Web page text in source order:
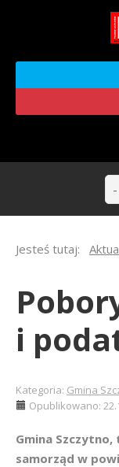
Jesteś tutaj:
i
Kategoria: Gmina
Opublikowano:
Gmina
samorząd w